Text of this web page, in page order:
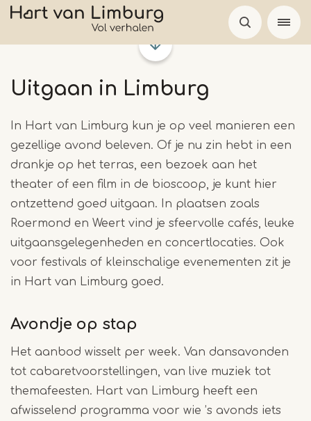
Overslaan
naar
inhoud
Uitgaan in Limburg
In Hart van Limburg kun je op veel manieren een
gezellige avond beleven. Of je nu zin hebt in een
drankje op het terras, een bezoek aan het
theater of een film in de bioscoop, je kunt hier
ontzettend goed uitgaan. In plaatsen zoals
Roermond en Weert vind je sfeervolle cafés, leuke
uitgaansgelegenheden en concertlocaties. Ook
voor festivals of kleinschalige evenementen zit je
in Hart van Limburg goed.
Avondje op stap
Het aanbod wisselt per week. Van dansavonden
tot cabaretvoorstellingen, van live muziek tot
themafeesten. Hart van Limburg heeft een
afwisselend programma voor wie ’s avonds iets